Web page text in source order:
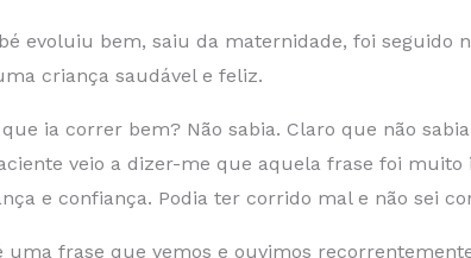
evoluiu bem, saiu da maternidade, foi
criança saudável e feliz.
ia correr bem? Não sabia. Claro que não
veio a dizer-me que aquela frase foi
e confiança. Podia ter corrido mal e não sei
uma frase que vemos e ouvimos